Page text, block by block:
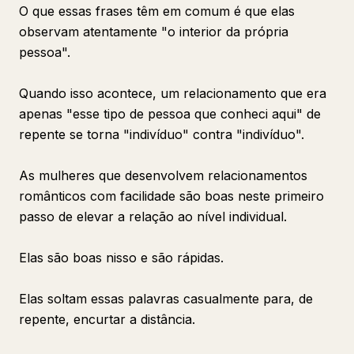
O que essas frases têm em comum é que elas
observam atentamente "o interior da própria
pessoa".
Quando isso acontece, um relacionamento que era
apenas "esse tipo de pessoa que conheci aqui" de
repente se torna "indivíduo" contra "indivíduo".
As mulheres que desenvolvem relacionamentos
românticos com facilidade são boas neste primeiro
passo de elevar a relação ao nível individual.
Elas são boas nisso e são rápidas.
Elas soltam essas palavras casualmente para, de
repente, encurtar a distância.